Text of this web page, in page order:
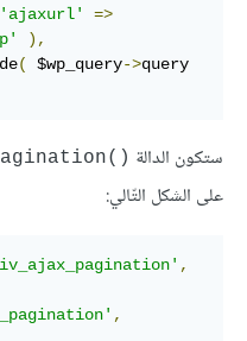
'ajaxurl'
=>
),
( $wp_query->
ستكون الدالة ()my_ajax_pagination
على الشكل التّالي:
,
,